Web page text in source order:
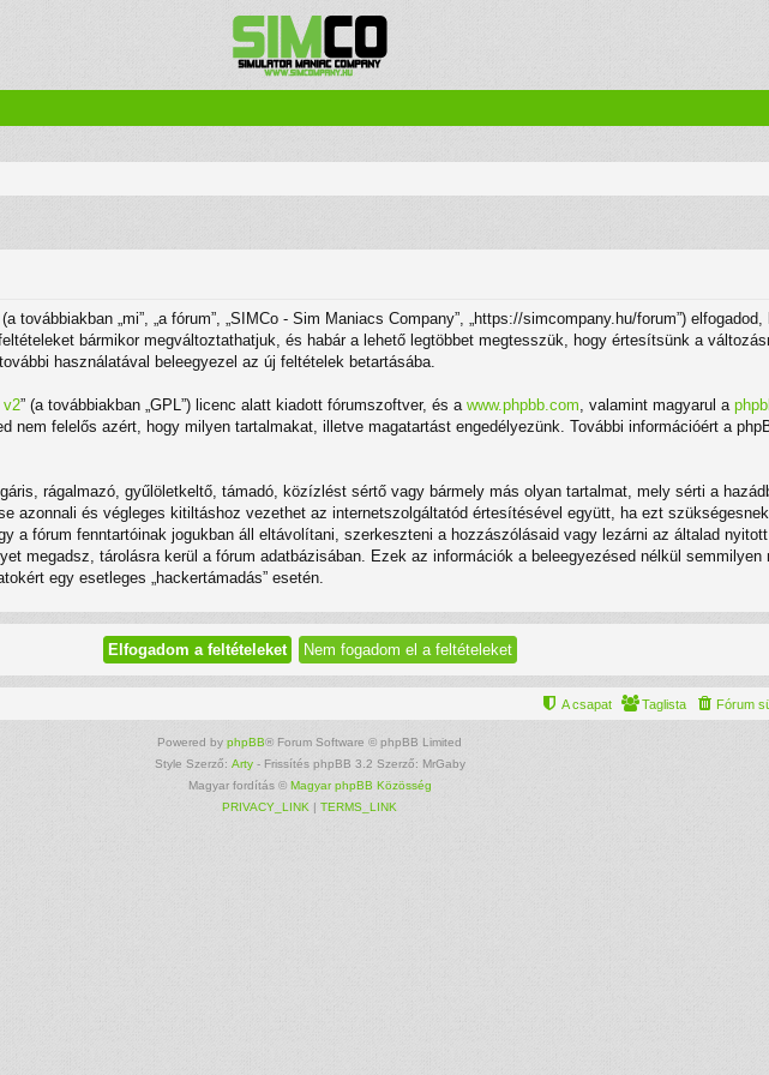
„mi”, „a fórum”, „SIMCo - Sim Maniacs Company”, „https://simcompany.hu/forum”)
bármikor megváltoztathatjuk, és habár a lehető legtöbbet megtesszük, hogy értesítsünk a
használatával beleegyezel az új feltételek betartásába.
v2” (a továbbiakban „GPL”) licenc alatt kiadott fórumszoftver, és a www.phpbb.com, valamint magyarul a
nem felelős azért, hogy milyen tartalmakat, illetve magatartást engedélyezünk. További információért a
rágalmazó, gyűlöletkeltő, támadó, közízlést sértő vagy bármely más olyan tartalmat, mely sérti a
azonnali és végleges kitiltáshoz vezethet az internetszolgáltatód értesítésével együtt, ha ezt
a fórum fenntartóinak jogukban áll eltávolítani, szerkeszteni a hozzászólásaid vagy lezárni az általad
megadsz, tárolásra kerül a fórum adatbázisában. Ezek az információk a beleegyezésed nélkül
egy esetleges „hackertámadás” esetén.
Fórum
Taglista
A csapat
Powered by phpBB® Forum Software © phpBB Limited
Style Szerző: Arty- Frissítés phpBB 3.2 Szerző: MrGaby
Magyar fordítás © Magyar phpBB Közösség
PRIVACY_LINK | TERMS_LINK